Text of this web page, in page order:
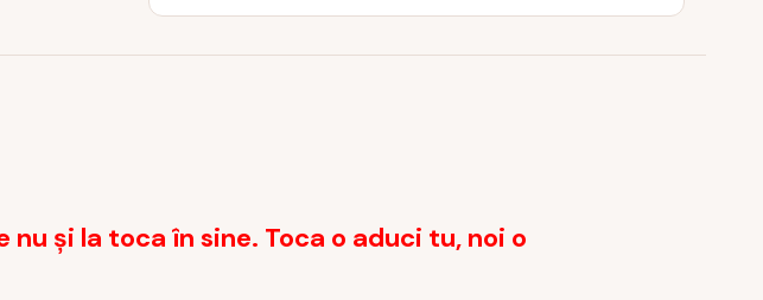
și la toca în sine. Toca o aduci tu, noi o